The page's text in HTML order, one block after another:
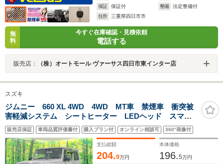
保証
保証付 整備
法定整備付
住所
三重県四日市市
無
料
今すぐ在庫確認・見積依頼
電話する
販売店： （株）オートモール ヴァーサス四日市東インター店
スズキ
ジムニー 660 XL 4WD 4WD MT車 禁煙車 衝突被
害軽減システム シートヒーター LEDヘッド スマー
トキー 純正16インチアルミ オートハイビーム 車線
逸脱警報 オートライト オートエアコン プライバシ
ーガラス
販売店保証 車両品質評価書付 購入プラン付 オンライン相談可 360°画像付
支払総額
204.9万円
本体価格
196.5万円